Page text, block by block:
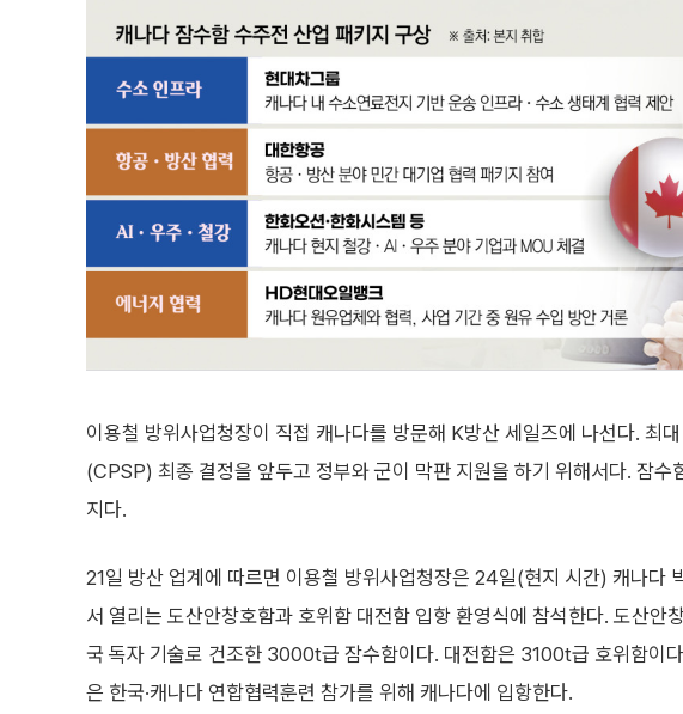
이용철 방위사업청장이 직접 캐나다를 방문해 K방산 세일즈에 나선다. 최
(CPSP) 최종 결정을 앞두고 정부와 군이 막판 지원을 하기 위해서다. 잠수
지다.
21일 방산 업계에 따르면 이용철 방위사업청장은 24일(현지 시간) 캐나다
서 열리는 도산안창호함과 호위함 대전함 입항 환영식에 참석한다. 도산안
국 독자 기술로 건조한 3000t급 잠수함이다. 대전함은 3100t급 호위함이
은 한국·캐나다 연합협력훈련 참가를 위해 캐나다에 입항한다.